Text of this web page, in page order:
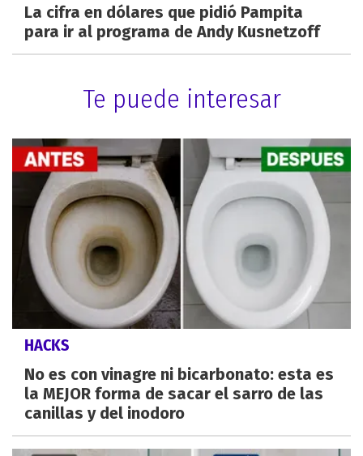
La cifra en dólares que pidió Pampita
para ir al programa de Andy Kusnetzoff
Te puede interesar
HACKS
No es con vinagre ni bicarbonato: esta es
la MEJOR forma de sacar el sarro de las
canillas y del inodoro